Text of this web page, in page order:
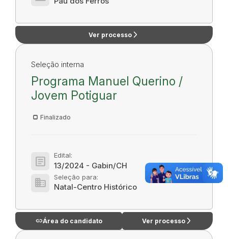
Ver processo arrow_forward_ios
Seleção interna
Programa Manuel Querino /
Jovem Potiguar
Finalizado
article Edital:
13/2024 - Gabin/CH
domain Seleção para:
Natal-Centro Histórico
linkÁrea do candidato Ver processo arrow_forward_ios